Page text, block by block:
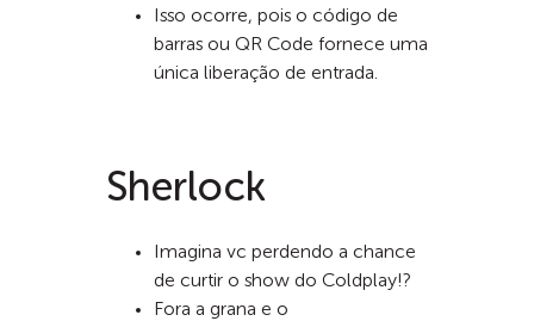
Isso ocorre, pois o código de
barras ou QR Code fornece uma
única liberação de entrada.
Sherlock
Imagina vc perdendo a chance
de curtir o show do Coldplay!?
Fora a grana e o